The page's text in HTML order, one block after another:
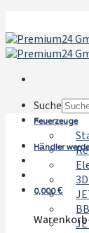
Inhalt
springen
Suche
×
Händler
0,000€
Warenkorb
Feuerzeuge